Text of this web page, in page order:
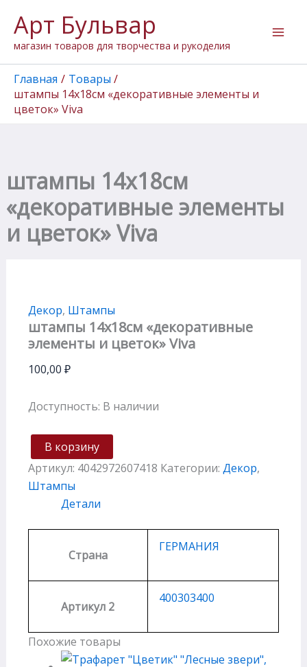
содержимому
Арт Бульвар
магазин товаров для творчества и рукоделия
Главная
Товары
штампы 14х18см «декоративные элементы и
цветок» Viva
штампы 14х18см
«декоративные элементы
и цветок» Viva
Декор, Штампы
штампы 14х18см «декоративные
элементы и цветок» Viva
100,00 ₽
Доступность: В наличии
товара
штампы
14х18см
"декоративные
элементы
цветок"
Viva
В корзину
Артикул: 4042972607418 Категории: Декор,
Штампы
Детали
Страна
ГЕРМАНИЯ
Артикул 2
400303400
Похожие товары